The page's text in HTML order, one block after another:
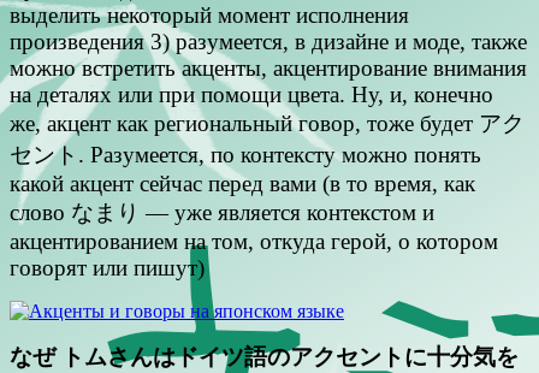
выделить некоторый момент исполнения
произведения 3) разумеется, в дизайне и моде, также
можно встретить акценты, акцентирование внимания
на деталях или при помощи цвета. Ну, и, конечно
же, акцент как региональный говор, тоже будет アク
セント. Разумеется, по контексту можно понять
какой акцент сейчас перед вами (в то время, как
слово なまり — уже является контекстом и
акцентированием на том, откуда герой, о котором
говорят или пишут)
なぜ トムさんはドイツ語のアクセントに十分気を